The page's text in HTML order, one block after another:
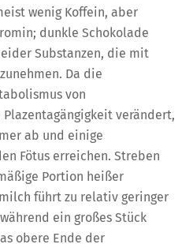
wenig Koffein, aber
dunkle Schokolade
Substanzen, die mit
Da die
von
verändert,
ab und einige
Fötus erreichen. Streben
Portion heißer
führt zu relativ geringer
ein großes Stück
obere Ende der